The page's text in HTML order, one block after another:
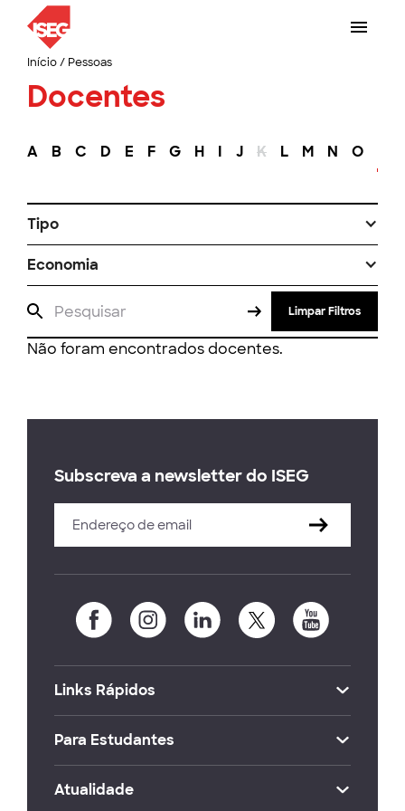
Início/ Pessoas
Docentes
A B C D E F G H I J K L M N O
Tipo
Economia
Limpar Filtros
Não foram encontrados docentes.
Subscreva a newsletter do ISEG
Links Rápidos
Para Estudantes
Atualidade